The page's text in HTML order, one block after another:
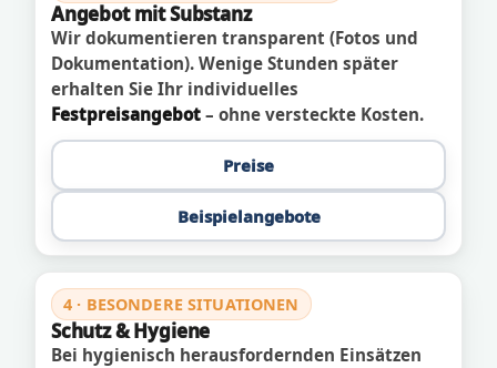
Angebot mit Substanz
Wir dokumentieren transparent (Fotos und
Dokumentation). Wenige Stunden später
erhalten Sie Ihr individuelles
Festpreisangebot – ohne versteckte Kosten.
Preise
Beispielangebote
4 · BESONDERE SITUATIONEN
Schutz & Hygiene
Bei hygienisch herausfordernden Einsätzen